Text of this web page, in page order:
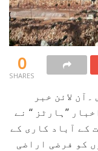
0
SHARES
لائن خبر
’’ہارٹز ‘‘ نے
کے آباد کاری کے
کو فرضی اراضی